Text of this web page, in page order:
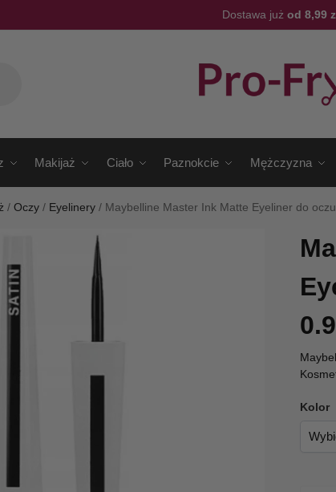
Dostawa już od 8,99
Makijaż Ciało Paznokcie Mężczyzna
/Oczy / Eyelinery / Maybelline Master Ink Matte Eyeliner do
Kolor